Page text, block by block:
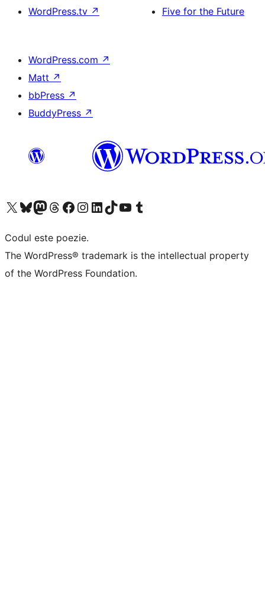
WordPress.tv ↗
Five for the Future
WordPress.com ↗
Matt ↗
bbPress ↗
BuddyPress ↗
Mergi la contul nostru X (fost Twitter)
Vizitează contul nostru Bluesky
Vizitează contul nostru Mastodon
Vizitează contul nostru Threads
Vizitează pagina noastră Facebook
Vizitează-ne pe Instagram
Vizitează-ne pe LinkedIn
Vizitează contul nostru TikTok
Vizitează canalul nostru YouTube
Vizitează contul nostru Tumblr
Codul este poezie.
The WordPress® trademark is the intellectual property
of the WordPress Foundation.